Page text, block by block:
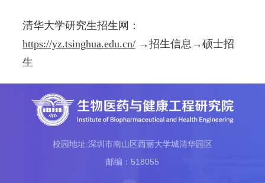
清华大学研究生招生网：
https://yz.tsinghua.edu.cn/→招生信息→硕士招
生
校园地址:深圳市南山区西丽大学城清华园区
邮编：518055